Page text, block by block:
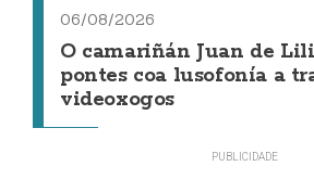
06/08/2026
O camariñán Juan de
pontes coa lusofonía a
videoxogos